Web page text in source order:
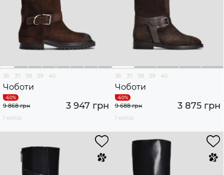
36 37 38 39 40
Чоботи
3 947 грн
9 868 грн
1 колір
36 37 38 39 40
Чоботи
3 875 грн
9 688 грн
1 колір